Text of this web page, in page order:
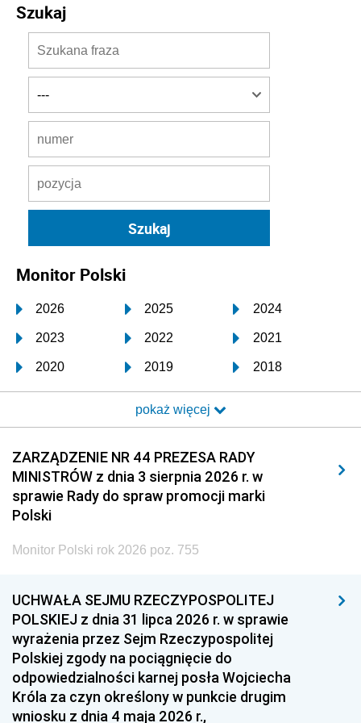
Szukaj
Monitor Polski
2026 2025 2024
2023 2022 2021
2020 2019 2018
2017 2016 2015
2014 2013 2012
2011 2010 2009
2008 2007 2006
2005
1996 1995 1994
1993 1992 1991
1990 1989
1987 1986 1985
1984 1983
pokaż więcej
ZARZĄDZENIE NR 44 PREZESA RADY
MINISTRÓW z dnia 3 sierpnia 2026 r. w
sprawie Rady do spraw promocji marki
Polski
Monitor Polski rok 2026 poz. 755
UCHWAŁA SEJMU RZECZYPOSPOLITEJ
POLSKIEJ z dnia 31 lipca 2026 r. w sprawie
wyrażenia przez Sejm Rzeczypospolitej
Polskiej zgody na pociągnięcie do
odpowiedzialności karnej posła Wojciecha
Króla za czyn określony w punkcie drugim
wniosku z dnia 4 maja 2026 r.,